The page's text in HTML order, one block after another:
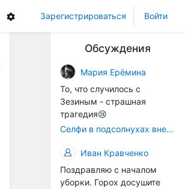
Зарегистрироваться Войти
Обсуждения
Мария Ерёмина
То, что случилось с
Зезиным - страшная
трагедия😢
Селфи в подсолнухах вне закона: За проникновение на сельхозземли без разрешения хотят штрафовать
Иван Кравченко
Поздравляю с началом
уборки. Горох досушите